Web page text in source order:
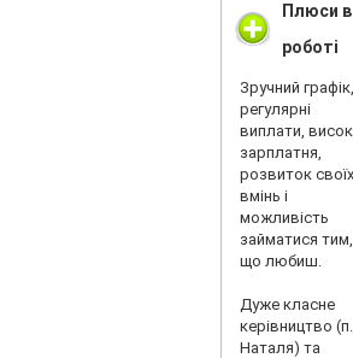
Плюси в
роботі
Зручний графік,
регулярні
виплати,
зарплатня,
розвиток своїх
вмінь і
можливість
займатися тим,
що любиш.
Дуже класне
керівництво (п.
Наталя) та